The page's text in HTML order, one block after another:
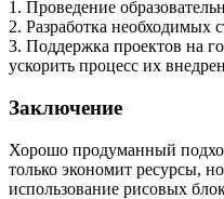
1. Проведение
2. Разработка необходимых
3. Поддержка проектов на
ускорить процесс их
Заключение
Хорошо продуманный
только экономит ресурсы,
использование рисовых